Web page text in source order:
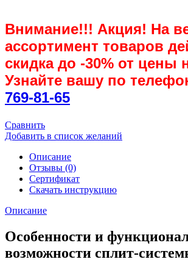
Внимание!!! Акция! На
ассортимент товаров
скидка до -30% от цены
Узнайте вашу по
769-81-65
Сравнить
Добавить в список желаний
Описание
Отзывы (0)
Сертификат
Скачать инструкцию
Описание
Особенности и
возможности сплит-